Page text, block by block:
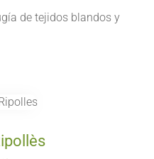
de tejidos blandos y